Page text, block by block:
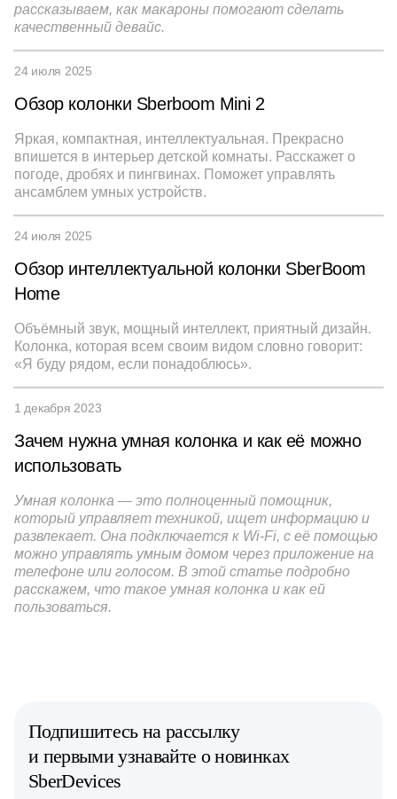
рассказываем, как макароны помогают сделать
качественный девайс.
24 июля 2025
Обзор колонки Sberboom Mini 2
Яркая, компактная, интеллектуальная. Прекрасно
впишется в интерьер детской комнаты. Расскажет о
погоде, дробях и пингвинах. Поможет управлять
ансамблем умных устройств.
24 июля 2025
Обзор интеллектуальной колонки SberBoom
Home
Объёмный звук, мощный интеллект, приятный дизайн.
Колонка, которая всем своим видом словно говорит:
«Я буду рядом, если понадоблюсь».
1 декабря 2023
Зачем нужна умная колонка и как её можно
использовать
Умная колонка — это полноценный помощник,
который управляет техникой, ищет информацию и
развлекает. Она подключается к Wi-Fi, с её помощью
можно управлять умным домом через приложение на
телефоне или голосом. В этой статье подробно
расскажем, что такое умная колонка и как ей
пользоваться.
Подпишитесь на рассылку
и первыми узнавайте о новинках
SberDevices